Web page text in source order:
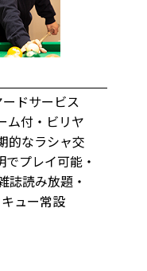
ドサービス
ム付・ビリヤ
的なラシャ交
プレイ可能・
誌読み放題・
ュー常設